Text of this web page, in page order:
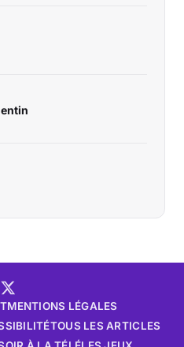
MENTIONS LÉGALES
TOUS LES ARTICLES